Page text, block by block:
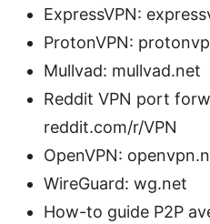
ExpressVPN:
ProtonVPN:
Mullvad: mullvad.net
Reddit VPN port
reddit.com/r/VPN
OpenVPN:
WireGuard: wg.net
How-to guide P2P